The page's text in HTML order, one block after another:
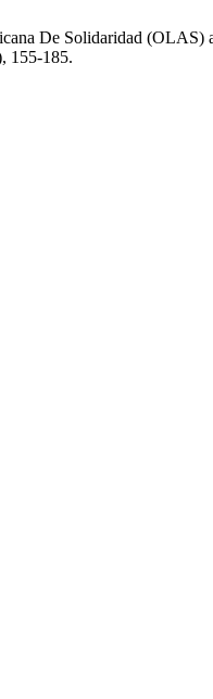
De Solidaridad
155-185.